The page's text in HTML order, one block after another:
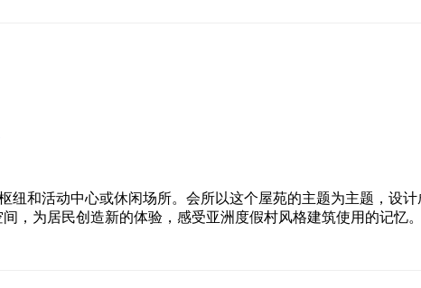
纽和活动中心或休闲场所。会所以这个屋苑的主题为主题，设
，为居民创造新的体验，感受亚洲度假村风格建筑使用的记忆